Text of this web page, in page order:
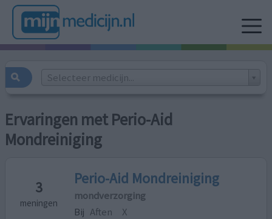
Selecteer medicijn...
Ervaringen met Perio-Aid
Mondreiniging
3
meningen
Perio-Aid Mondreiniging
mondverzorging
Bij Aften X